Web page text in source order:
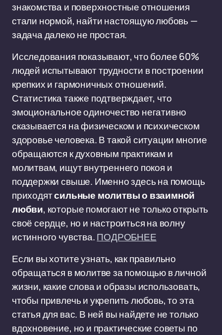
знакомства и поверхностные отношения
стали нормой, найти настоящую любовь —
задача далеко не простая.
Исследования показывают, что более 60%
людей испытывают трудности в построении
крепких и гармоничных отношений.
Статистика также подтверждает, что
эмоциональное одиночество негативно
сказывается на физическом и психическом
здоровье человека. В такой ситуации многие
обращаются к духовным практикам и
молитвам, ищут внутреннего покоя и
поддержки свыше. Именно здесь на помощь
приходятсильные молитвы о взаимной
любви, которые помогают не только открыть
своё сердце, но и настроиться на волну
истинного чувства.ПОДРОБНЕЕ
Если вы хотите узнать, как правильно
обращаться в молитве за помощью в личной
жизни, какие слова и образы использовать,
чтобы привлечь и укрепить любовь, то эта
статья для вас. В ней вы найдете не только
вдохновение, но и практические советы по